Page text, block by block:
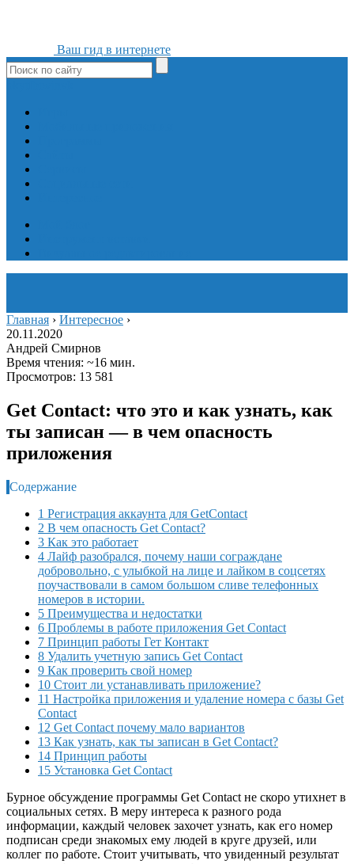
Ваш гид в интернете
Главная › Интересное ›
20.11.2020
Андрей Смирнов
Время чтения: ~16 мин.
Просмотров: 13 581
Get Contact: что это и как узнать, как
ты записан — в чем опасность
приложения
Содержание
1 Регистрация аккаунта для GetContact
2 В чем опасность Get Contact?
3 Как это работает
4 Лайф разобрался, почему наши сограждане
добровольно, с улыбкой на лице и лайком в соцсетях
поучаствовали в самом большом сливе телефонных
номеров в истории.
5 Преимущества и недостатки
6 Проблемы в работе приложения Get Contact
7 Принцип работы Гет Контакт
8 Удалить учетную запись Get Contact
9 Как проверить свой номер
10 Стоит ли устанавливать приложение?
11 Настройка приложения и удаление номера с базы Get
Contact
12 Get Contact почему мало вариантов
13 Как узнать, как ты записан в Get Contact?
14 Принцип работы
15 Установка Get Contact
Бурное обсуждение программы Get Contact не скоро утихнет в
социальных сетях. В меру интереса к разного рода
информации, каждый человек захочет узнать, как его номер
подписан среди знакомых ему людей в круге друзей, или
коллег по работе. Стоит учитывать, что увиденный результат